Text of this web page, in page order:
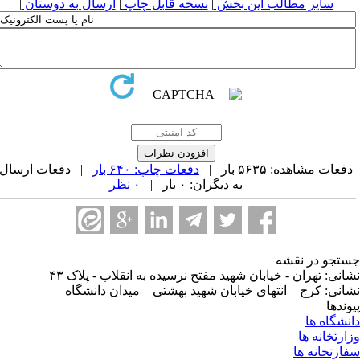
سایر مطالب این بخش | نسخه قابل چاپ| ارسال به دوستان|
دفعات مشاهده: ۵۶۳۵ بار | دفعات چاپ: ۶۴۰ بار
| دفعات ارسال
به دیگران: ۰ بار |
در نقشه
تهران - خیابان شهید مفتح نرسیده به انقلاب - پلاک ۴۳
کرج – انتهای خیابان شهید بهشتی – میدان دانشگاه
ها
ها
ها